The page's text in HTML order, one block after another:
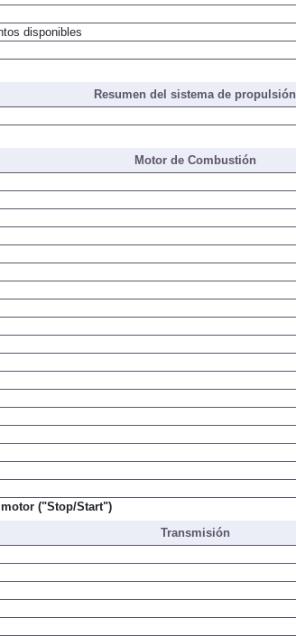
disponibles
Resumen del sistema de propulsión
Motor de Combustión
("Stop/Start")
Transmisión